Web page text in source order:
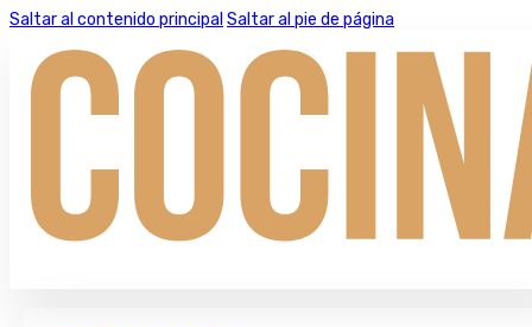
Saltar al contenido principal Saltar al pie de página